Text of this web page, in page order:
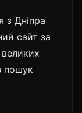
з Дніпра
сайт за
пошук